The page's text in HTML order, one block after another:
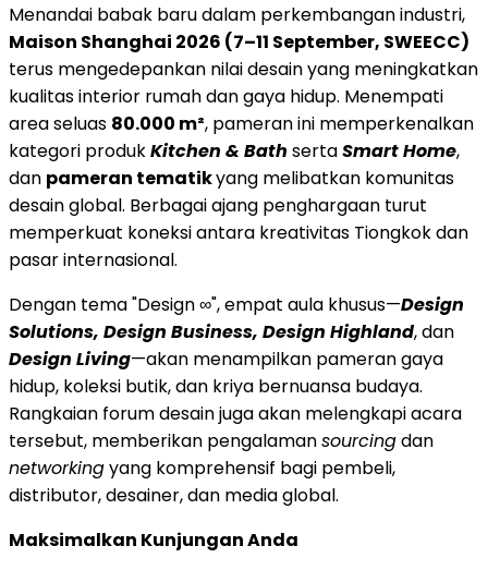
Menandai babak baru dalam perkembangan industri,
Maison Shanghai 2026 (7–11 September, SWEECC)
terus mengedepankan nilai desain yang meningkatkan
kualitas interior rumah dan gaya hidup. Menempati
area seluas 80.000 m², pameran ini memperkenalkan
kategori produkKitchen & Bath sertaSmart Home,
dan pameran tematikyang melibatkan komunitas
desain global. Berbagai ajang penghargaan turut
memperkuat koneksi antara kreativitas Tiongkok dan
pasar internasional.
Dengan tema "Design ∞", empat aula khusus—Design
Solutions, Design Business, Design Highland, dan
Design Living—akan menampilkan pameran gaya
hidup, koleksi butik, dan kriya bernuansa budaya.
Rangkaian forum desain juga akan melengkapi acara
tersebut, memberikan pengalamansourcingdan
networkingyang komprehensif bagi pembeli,
distributor, desainer, dan media global.
Maksimalkan Kunjungan Anda